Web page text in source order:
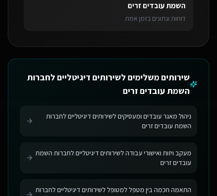
השמת עובדים זרים
דוחות ונתונים בזמן אמת
שירותים משלימים לשירותים דיגיטליים לחברות
השמת עובדים זרים
ניהול מאגר עובדים ומעסיקים לשירותים דיגיטליים לחברות
השמת עובדים זרים
מעקב ויזות ואישורי עבודה לשירותים דיגיטליים לחברות השמת
עובדים זרים
התאמה חכמה בין מטפל למטופל לשירותים דיגיטליים לחברות